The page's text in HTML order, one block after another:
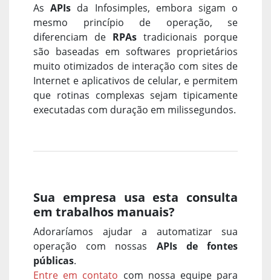
AsAPIs da Infosimples, embora sigam o
mesmo princípio de operação, se
diferenciam de RPAs tradicionais porque
são baseadas em softwares proprietários
muito otimizados de interação com sites de
Internet e aplicativos de celular, e permitem
que rotinas complexas sejam tipicamente
executadas com duração em milissegundos.
Sua empresa usa esta consulta
em trabalhos manuais?
Adoraríamos ajudar a automatizar sua
operação com nossas APIs de fontes
públicas.
Entre em contato com nossa equipe para